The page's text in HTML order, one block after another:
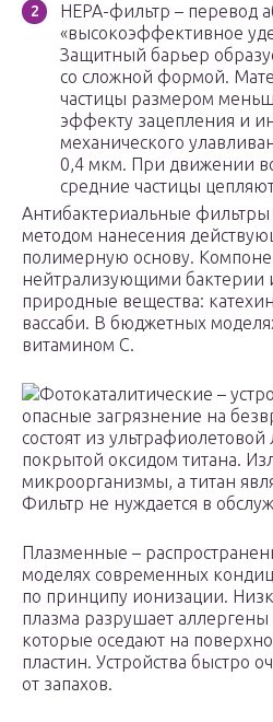
HEPA-фильтр – перевод
«высокоэффективное
Защитный барьер
со сложной формой.
частицы размером
эффекту зацепления и
механического
0,4 мкм. При движении
средние частицы
Антибактериальные фильтры
методом нанесения
полимерную основу.
нейтрализующими бактерии
природные вещества:
вассаби. В бюджетных
витамином C.
Фотокаталитические –
опасные загрязнение на
состоят из
покрытой оксидом титана.
микроорганизмы, а титан
Фильтр не нуждается в
Плазменные –
моделях современных
по принципу ионизации.
плазма разрушает
которые оседают на
пластин. Устройства быстро
от запахов.